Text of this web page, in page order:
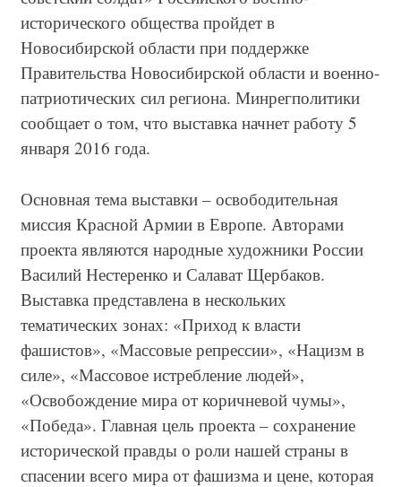
исторического общества пройдет в
Новосибирской области при поддержке
Правительства Новосибирской области и военно-
патриотических сил региона. Минрегполитики
сообщает о том, что выставка начнет работу 5
января 2016 года.
Основная тема выставки – освободительная
миссия Красной Армии в Европе. Авторами
проекта являются народные художники России
Василий Нестеренко и Салават Щербаков.
Выставка представлена в нескольких
тематических зонах: «Приход к власти
фашистов», «Массовые репрессии», «Нацизм в
силе», «Массовое истребление людей»,
«Освобождение мира от коричневой чумы»,
«Победа». Главная цель проекта – сохранение
исторической правды о роли нашей страны в
спасении всего мира от фашизма и цене, которая